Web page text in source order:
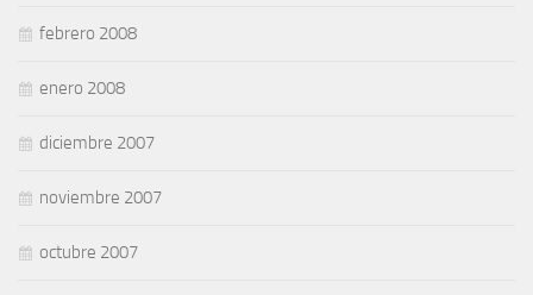
febrero 2008
enero 2008
diciembre 2007
noviembre 2007
octubre 2007